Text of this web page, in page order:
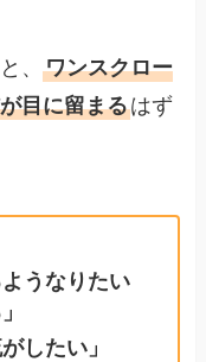
、ワンスクロー
目に留まるはず
うなりたい
したい」